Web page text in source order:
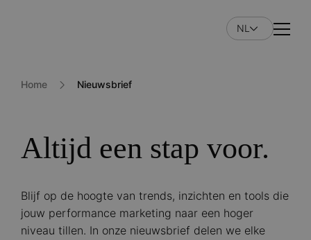
inhoud
NL
Home Nieuwsbrief
Altijd een stap voor.
Blijf op de hoogte van trends, inzichten en tools die
jouw performance marketing naar een hoger
niveau tillen. In onze nieuwsbrief delen we elke